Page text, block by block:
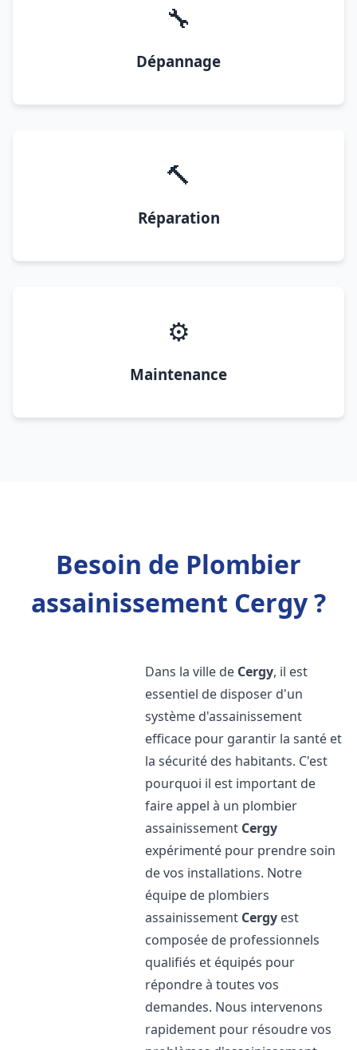
🔧
Dépannage
🔨
Réparation
⚙️
Maintenance
Besoin de Plombier
assainissement Cergy ?
Dans la ville de Cergy, il est
essentiel de disposer d'un
système d'assainissement
efficace pour garantir la santé et
la sécurité des habitants. C'est
pourquoi il est important de
faire appel à un plombier
assainissement Cergy
expérimenté pour prendre soin
de vos installations. Notre
équipe de plombiers
assainissement Cergy est
composée de professionnels
qualifiés et équipés pour
répondre à toutes vos
demandes. Nous intervenons
rapidement pour résoudre vos